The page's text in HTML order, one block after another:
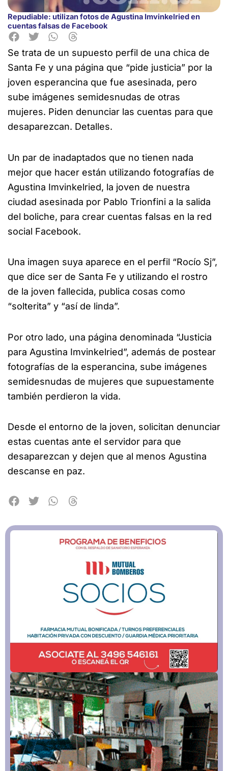
Repudiable: utilizan fotos de Agustina Imvinkelried en
cuentas falsas de Facebook
Se trata de un supuesto perfil de una chica de
Santa Fe y una página que “pide justicia” por la
joven esperancina que fue asesinada, pero
sube imágenes semidesnudas de otras
mujeres. Piden denunciar las cuentas para que
desaparezcan. Detalles.
Un par de inadaptados que no tienen nada
mejor que hacer están utilizando fotografías de
Agustina Imvinkelried, la joven de nuestra
ciudad asesinada por Pablo Trionfini a la salida
del boliche, para crear cuentas falsas en la red
social Facebook.
Una imagen suya aparece en el perfil “Rocío Sj”,
que dice ser de Santa Fe y utilizando el rostro
de la joven fallecida, publica cosas como
“solterita” y “así de linda”.
Por otro lado, una página denominada “Justicia
para Agustina Imvinkelried”, además de postear
fotografías de la esperancina, sube imágenes
semidesnudas de mujeres que supuestamente
también perdieron la vida.
Desde el entorno de la joven, solicitan denunciar
estas cuentas ante el servidor para que
desaparezcan y dejen que al menos Agustina
descanse en paz.